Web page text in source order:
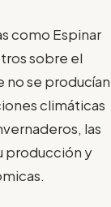
como Espinar
sobre el
no se producían
climáticas
las
producción y